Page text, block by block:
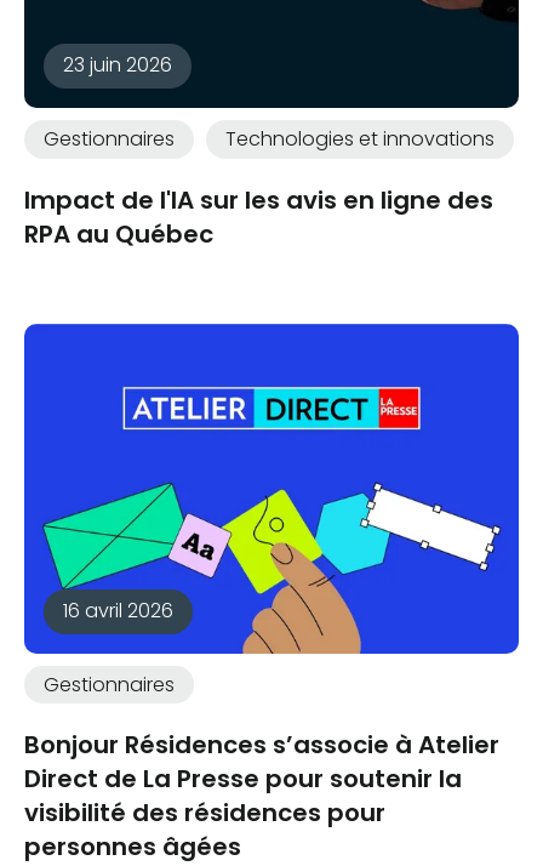
23 juin 2026
Gestionnaires Technologies et innovations
Impact de l'IA sur les avis en ligne des
RPA au Québec
16 avril 2026
Gestionnaires
Bonjour Résidences s’associe à Atelier
Direct de La Presse pour soutenir la
visibilité des résidences pour
personnes âgées